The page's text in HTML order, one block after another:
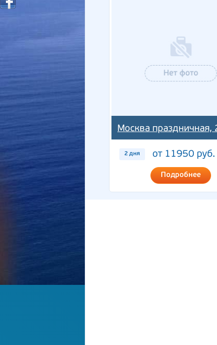
Москва праздничная,
2 дня от 11950 руб.
Подробнее